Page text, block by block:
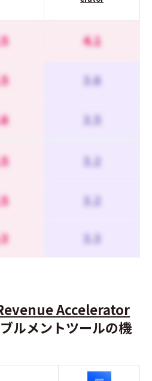
4.1
3.6
3.5
3.2
3.2
3.3
Accelerator
ルメントツールの機